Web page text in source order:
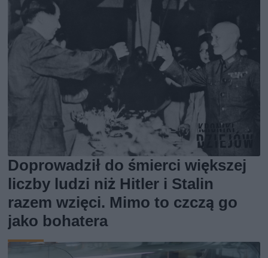
Doprowadził do śmierci większej
liczby ludzi niż Hitler i Stalin
razem wzięci. Mimo to czczą go
jako bohatera